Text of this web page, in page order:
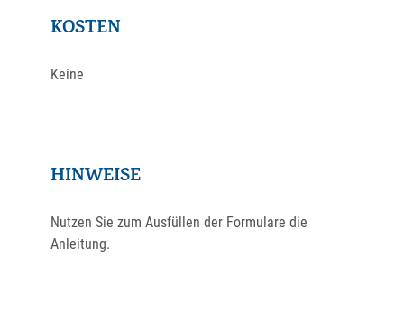
KOSTEN
Keine
HINWEISE
Nutzen Sie zum Ausfüllen der Formulare die
Anleitung.